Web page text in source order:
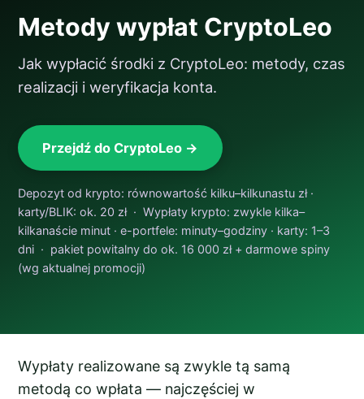
Metody wypłat CryptoLeo
Jak wypłacić środki z CryptoLeo: metody, czas
realizacji i weryfikacja konta.
Przejdź do CryptoLeo →
Depozyt od krypto: równowartość kilku–kilkunastu zł ·
karty/BLIK: ok. 20 zł · Wypłaty krypto: zwykle kilka–
kilkanaście minut · e-portfele: minuty–godziny · karty: 1–3
dni · pakiet powitalny do ok. 16 000 zł + darmowe spiny
(wg aktualnej promocji)
Wypłaty realizowane są zwykle tą samą
metodą co wpłata — najczęściej w